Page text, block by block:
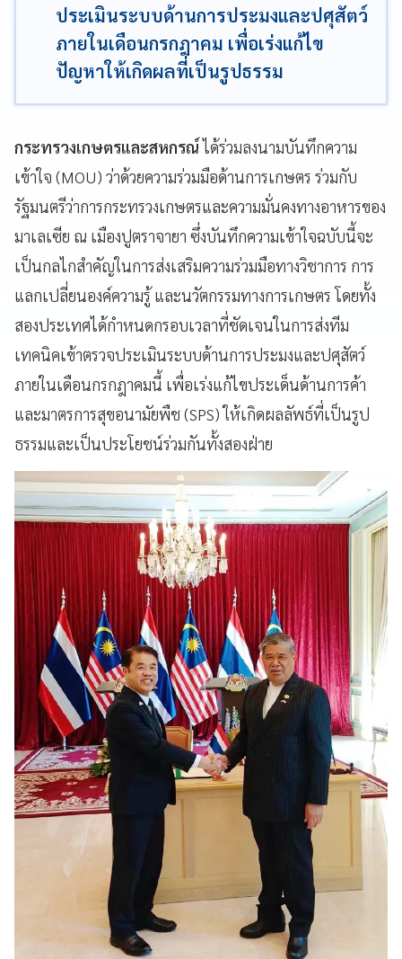
ประเมินระบบด้านการประมงและปศุสัตว์
ภายในเดือนกรกฎาคม เพื่อเร่งแก้ไข
ปัญหาให้เกิดผลที่เป็นรูปธรรม
กระทรวงเกษตรและสหกรณ์ได้ร่วมลงนามบันทึกความ
เข้าใจ (MOU) ว่าด้วยความร่วมมือด้านการเกษตร ร่วมกับ
รัฐมนตรีว่าการกระทรวงเกษตรและความมั่นคงทางอาหารของ
มาเลเซีย ณ เมืองปูตราจายา ซึ่งบันทึกความเข้าใจฉบับนี้จะ
เป็นกลไกสำคัญในการส่งเสริมความร่วมมือทางวิชาการ การ
แลกเปลี่ยนองค์ความรู้ และนวัตกรรมทางการเกษตร โดยทั้ง
สองประเทศได้กำหนดกรอบเวลาที่ชัดเจนในการส่งทีม
เทคนิคเข้าตรวจประเมินระบบด้านการประมงและปศุสัตว์
ภายในเดือนกรกฎาคมนี้ เพื่อเร่งแก้ไขประเด็นด้านการค้า
และมาตรการสุขอนามัยพืช (SPS) ให้เกิดผลลัพธ์ที่เป็นรูป
ธรรมและเป็นประโยชน์ร่วมกันทั้งสองฝ่าย